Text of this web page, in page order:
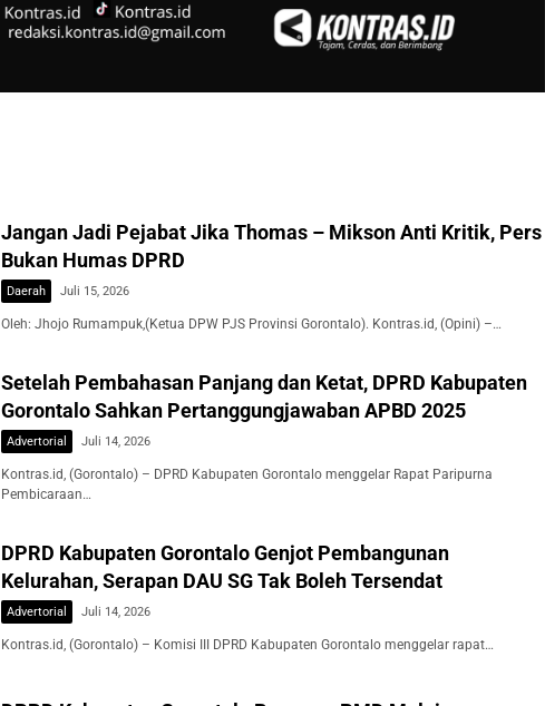
Jangan Jadi Pejabat Jika Thomas – Mikson Anti Kritik, Pers
Bukan Humas DPRD
Daerah Juli 15, 2026
Oleh: Jhojo Rumampuk,(Ketua DPW PJS Provinsi Gorontalo). Kontras.id, (Opini) –…
Setelah Pembahasan Panjang dan Ketat, DPRD Kabupaten
Gorontalo Sahkan Pertanggungjawaban APBD 2025
Advertorial Juli 14, 2026
Kontras.id, (Gorontalo) – DPRD Kabupaten Gorontalo menggelar Rapat Paripurna
Pembicaraan…
DPRD Kabupaten Gorontalo Genjot Pembangunan
Kelurahan, Serapan DAU SG Tak Boleh Tersendat
Advertorial Juli 14, 2026
Kontras.id, (Gorontalo) – Komisi III DPRD Kabupaten Gorontalo menggelar rapat…